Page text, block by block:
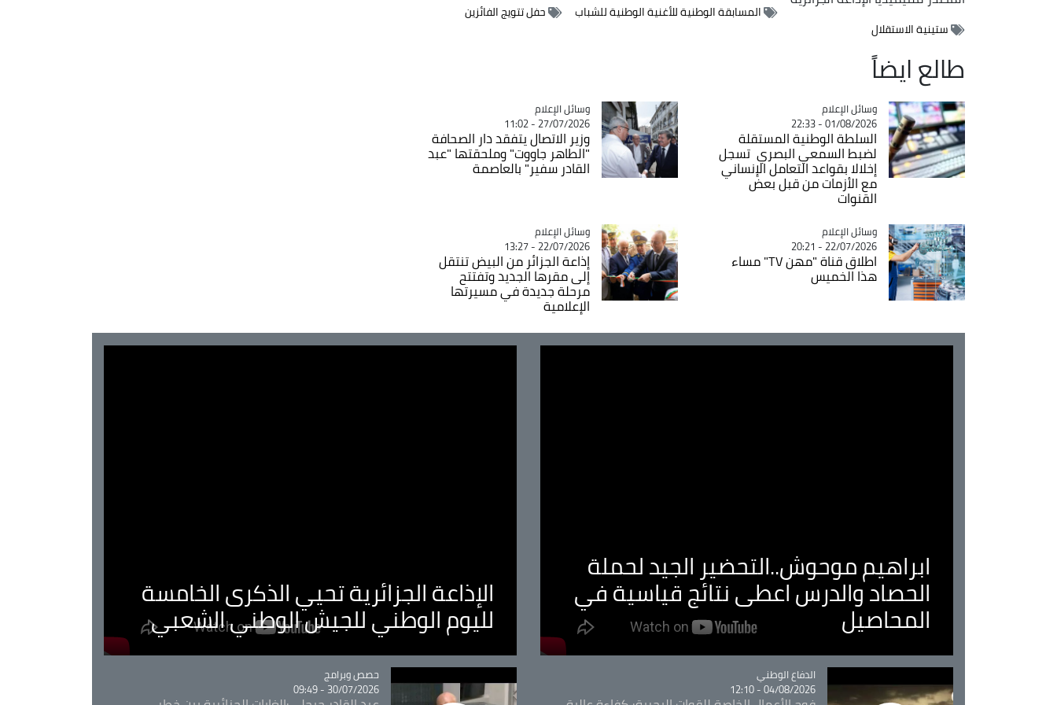
المسابقة الوطنية للأغنية الوطنية للشباب
حفل تتويج الفائزين
ستينية الاستقلال
طالع ايضاً
Catégorie
وسائل الإعلام
01/08/2026 - 22:33
السلطة الوطنية المستقلة
لضبط السمعي البصري تسجل
إخلالا بقواعد التعامل الإنساني
مع الأزمات من قبل بعض
القنوات
Catégorie
وسائل الإعلام
27/07/2026 - 11:02
وزير الاتصال يتفقد دار الصحافة
"الطاهر جاووت" وملحقتها "عبد
القادر سفير" بالعاصمة
Catégorie
وسائل الإعلام
22/07/2026 - 20:21
اطلاق قناة "مهن TV" مساء
هذا الخميس
Catégorie
وسائل الإعلام
22/07/2026 - 13:27
إذاعة الجزائر من البيض تنتقل
إلى مقرها الجديد وتفتتح
مرحلة جديدة في مسيرتها
الإعلامية
ابراهيم موحوش..التحضير الجيد لحملة
الحصاد والدرس اعطى نتائج قياسية في
المحاصيل
الإذاعة الجزائرية تحيي الذكرى الخامسة
لليوم الوطني للجيش الوطني الشعبي
Catégorie
الدفاع الوطني
04/08/2026 - 12:10
Catégorie
حصص وبرامج
30/07/2026 - 09:49